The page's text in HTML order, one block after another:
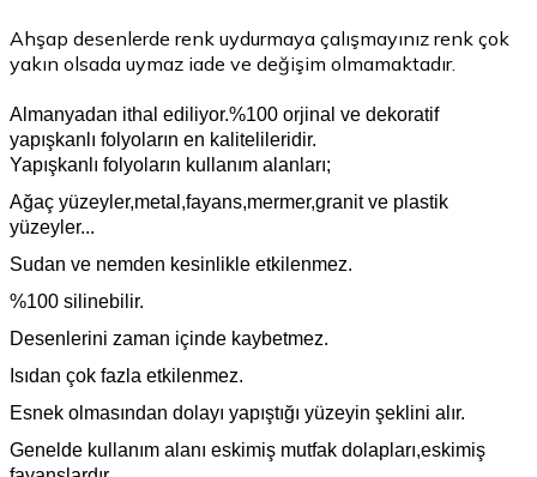
Ahşap desenlerde renk uydurmaya çalışmayınız renk çok
yakın olsada uymaz iade ve değişim olmamaktadır.
Almanyadan ithal ediliyor.%100 orjinal ve dekoratif
yapışkanlı folyoların en kalitelileridir.
Yapışkanlı folyoların kullanım alanları;
Ağaç yüzeyler,metal,fayans,mermer,granit ve plastik
yüzeyler...
Sudan ve nemden kesinlikle etkilenmez.
%100 silinebilir.
Desenlerini zaman içinde kaybetmez.
Isıdan çok fazla etkilenmez.
Esnek olmasından dolayı yapıştığı yüzeyin şeklini alır.
Genelde kullanım alanı eskimiş mutfak dolapları,eskimiş